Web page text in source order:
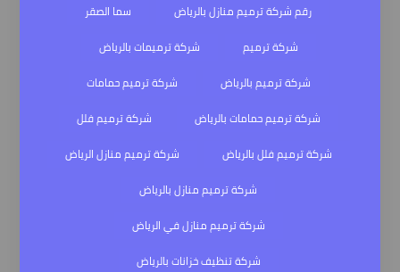
رقم شركة ترميم منازل بالرياض
سما الصقر
شركة ترميم
شركة ترميمات بالرياض
شركة ترميم بالرياض
شركة ترميم حمامات
شركة ترميم حمامات بالرياض
شركة ترميم فلل
شركة ترميم فلل بالرياض
شركة ترميم منازل الرياض
شركة ترميم منازل بالرياض
شركة ترميم منازل في الرياض
شركة تنظيف خزانات بالرياض